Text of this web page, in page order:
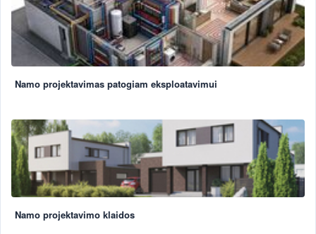
Namo projektavimas patogiam eksploatavimui
Namo projektavimo klaidos